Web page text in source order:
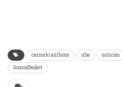
carmelo anthony nba noticias
SomosBasket